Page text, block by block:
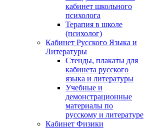
кабинет школьного
психолога
Терапия в школе
(психолог)
Кабинет Русского Языка и
Литературы
Стенды, плакаты для
кабинета русского
языка и литературы
Учебные и
демонстрационные
материалы по
русскому и литературе
Кабинет Физики